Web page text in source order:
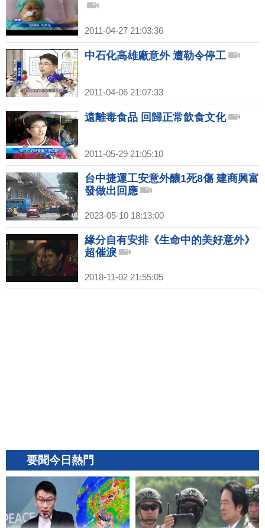
2011-04-27 21:03:36
中石化高雄廠意外 遭勒令停工
2011-04-06 21:07:33
遠離毒食品 回歸正常飲食文化
2011-05-29 21:05:10
台中捷運工安意外釀1死8傷 建商興富
發做出回應
2023-05-10 18:13:00
緣分自有安排《生命中的美好意外》
超催淚
2018-11-02 21:55:05
要聞今日熱門